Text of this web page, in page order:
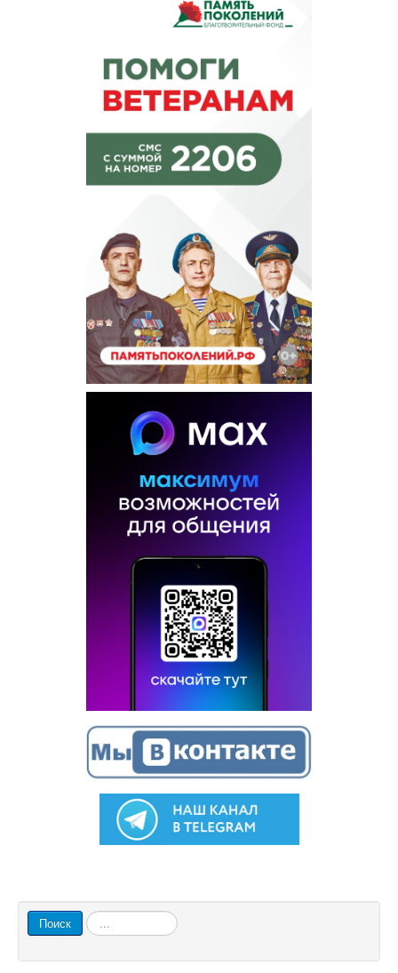
Поиск Искать...